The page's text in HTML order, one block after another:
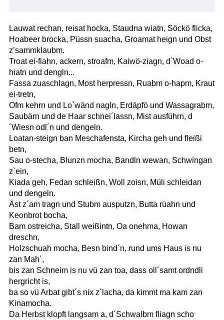
Lauwat rechan, reisat hocka, Staudna wiatn, Söckö flicka,
Hoabeer brocka, Püssn suacha, Groamat heign und Obst
z’sammklaubm.
Troat ei-fiahn, ackern, stroafm, Kaiwö-ziagn, d`Woad o-
hiatn und dengln...
Fassa zuaschlagn, Most herpressn, Ruabm o-hapm, Kraut
ei-tretn,
Ofm kehrn und Lo`wänd nagln, Erdäpfö und Wassagrabm,
Saubärn und de Haar schnei´lassn, Mist ausführn, d
´Wiesn odl´n und dengeln.
Loatan-steign ban Meschafensta, Kircha geh und fleißi
betn,
Sau o-stecha, Blunzn mocha, Bandln wewan, Schwingan
z`ein,
Kiada geh, Fedan schleißn, Woll zoisn, Müli schleidan
und dengeln.
Äst z´am tragn und Stubm ausputzn, Butta rüahn und
Keonbrot bocha,
Bam ostreicha, Stall weißintn, Oa onehma, Howan
dreschn,
Holzschuah mocha, Besn bind´n, rund ums Haus is nu
zan Mah´,
bis zan Schneim is nu vü zan toa, dass oll´samt ordndli
hergricht is,
ba so vü Arbat gibt´s nix z´lacha, da kimmt ma kam zan
Kinamocha.
Da Herbst klopft langsam a, d´Schwalbm fliagn scho